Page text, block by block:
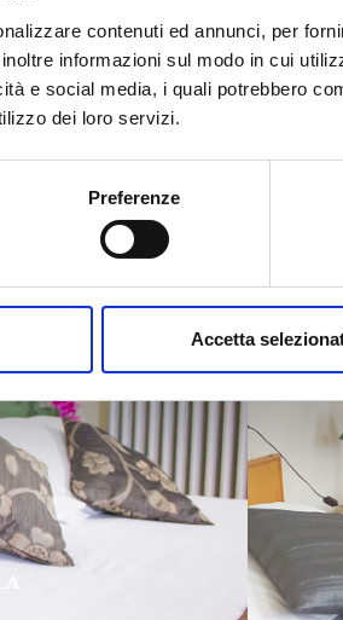
contenuti ed annunci, per
informazioni sul modo in cui
e social media, i quali potrebbero
dei loro servizi.
Preferenze
Accetta